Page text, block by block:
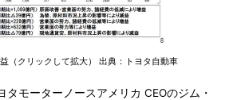
（クリックして拡大） 出典：トヨタ自動車
モーターノースアメリカ CEOのジム・